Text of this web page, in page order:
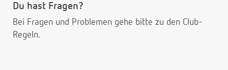
Du hast Fragen?
Bei Fragen und Problemen gehe bitte zu den Club-
Regeln.